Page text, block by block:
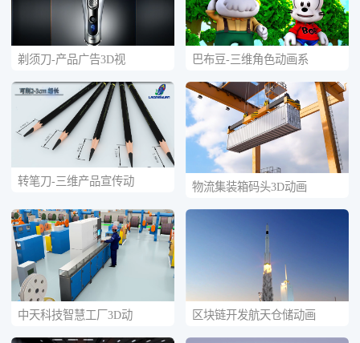
剃须刀-产品广告3D视 巴布豆-三维角色动画系
转笔刀-三维产品宣传动 物流集装箱码头3D动画
中天科技智慧工厂3D动 区块链开发航天仓储动画